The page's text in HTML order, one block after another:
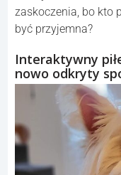
zaskoczenia, bo kto
być przyjemna?
Interaktywny
nowo odkryty